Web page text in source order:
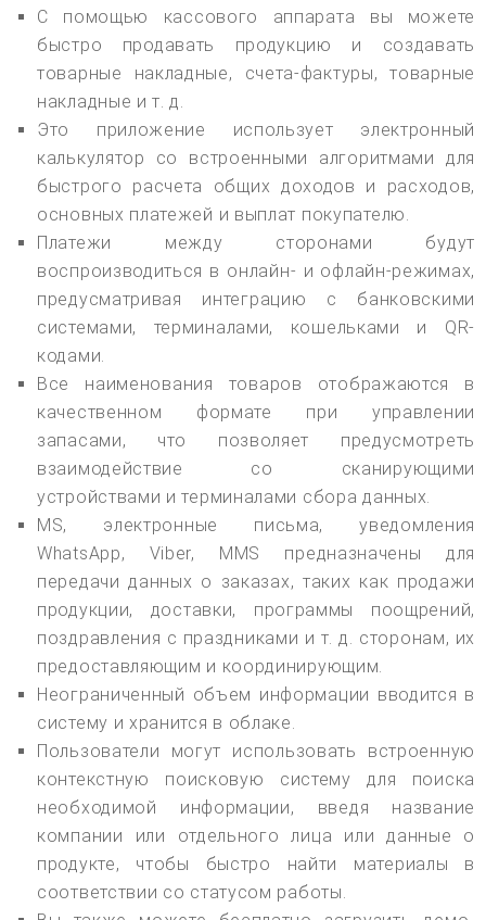
С помощью кассового аппарата вы можете
быстро продавать продукцию и создавать
товарные накладные, счета-фактуры, товарные
накладные и т. д.
Это приложение использует электронный
калькулятор со встроенными алгоритмами для
быстрого расчета общих доходов и расходов,
основных платежей и выплат покупателю.
Платежи между сторонами будут
воспроизводиться в онлайн- и офлайн-режимах,
предусматривая интеграцию с банковскими
системами, терминалами, кошельками и QR-
кодами.
Все наименования товаров отображаются в
качественном формате при управлении
запасами, что позволяет предусмотреть
взаимодействие со сканирующими
устройствами и терминалами сбора данных.
MS, электронные письма, уведомления
WhatsApp, Viber, MMS предназначены для
передачи данных о заказах, таких как продажи
продукции, доставки, программы поощрений,
поздравления с праздниками и т. д. сторонам, их
предоставляющим и координирующим.
Неограниченный объем информации вводится в
систему и хранится в облаке.
Пользователи могут использовать встроенную
контекстную поисковую систему для поиска
необходимой информации, введя название
компании или отдельного лица или данные о
продукте, чтобы быстро найти материалы в
соответствии со статусом работы.